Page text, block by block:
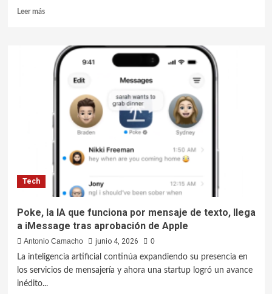
Leer más
Tech
Poke, la IA que funciona por mensaje de texto, llega
a iMessage tras aprobación de Apple
Antonio Camacho junio 4, 2026
0
La inteligencia artificial continúa expandiendo su presencia en
los servicios de mensajería y ahora una startup logró un avance
inédito...